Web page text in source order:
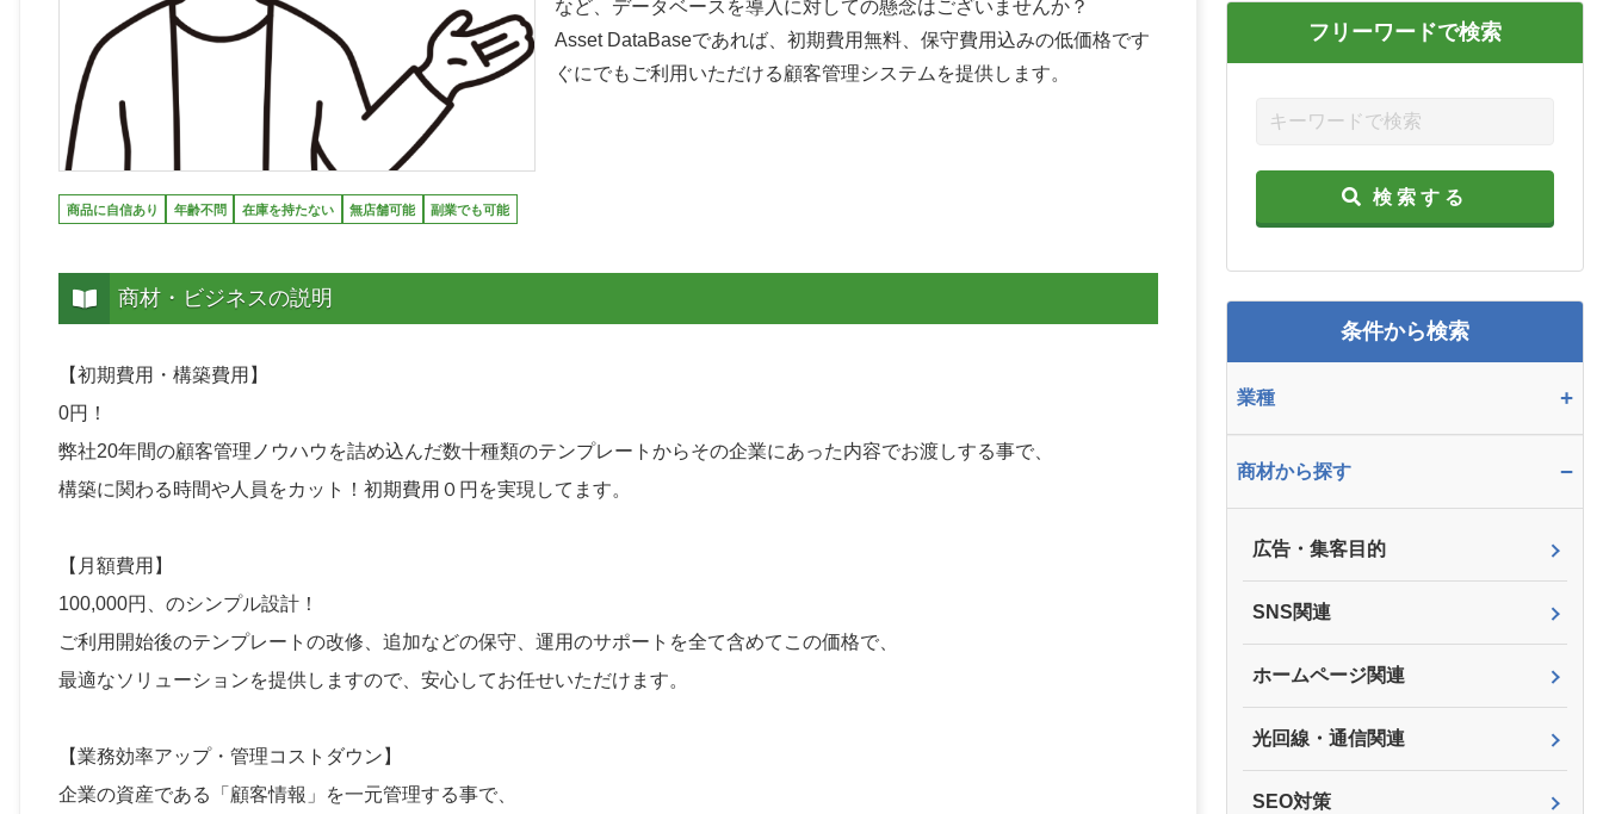
など、データベースを導入に対しての懸念はございませんか？
Asset DataBaseであれば、初期費用無料、保守費用込みの低価格です
ぐにでもご利用いただける顧客管理システムを提供します。
商品に自信あり 年齢不問 在庫を持たない 無店舗可能 副業でも可能
商材・ビジネスの説明
【初期費用・構築費用】
0円！
弊社20年間の顧客管理ノウハウを詰め込んだ数十種類のテンプレートからその企業にあった内容でお渡しする事で、
構築に関わる時間や人員をカット！初期費用０円を実現してます。
【月額費用】
100,000円、のシンプル設計！
ご利用開始後のテンプレートの改修、追加などの保守、運用のサポートを全て含めてこの価格で、
最適なソリューションを提供しますので、安心してお任せいただけます。
【業務効率アップ・管理コストダウン】
企業の資産である「顧客情報」を一元管理する事で、
フリーワードで検索
検索する
条件から検索
業種 +
商材から探す −
広告・集客目的
SNS関連
ホームページ関連
光回線・通信関連
SEO対策